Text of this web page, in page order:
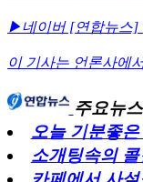
▶네이버 [연합뉴스]
이 기사는 언론사에
주요뉴스
오늘 기분좋
소개팅속의